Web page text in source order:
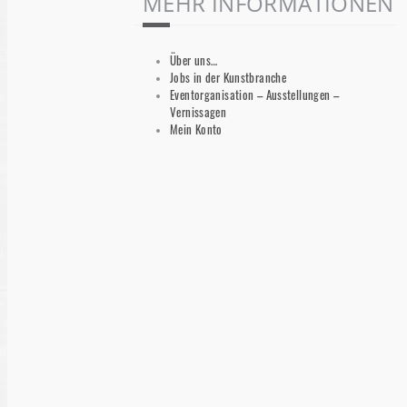
Über uns…
Jobs in der Kunstbranche
Eventorganisation – Ausstellungen –
Vernissagen
Mein Konto